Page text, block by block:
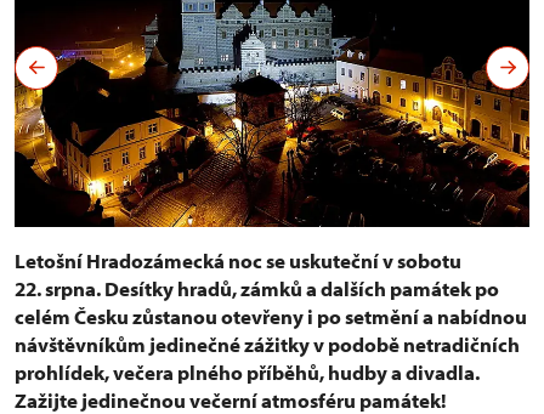
Letošní Hradozámecká noc se uskuteční v sobotu
22. srpna. Desítky hradů, zámků a dalších památek po
celém Česku zůstanou otevřeny i po setmění a nabídnou
návštěvníkům jedinečné zážitky v podobě netradičních
prohlídek, večera plného příběhů, hudby a divadla.
Zažijte jedinečnou večerní atmosféru památek!